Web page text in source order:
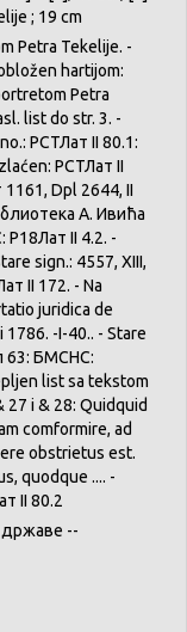
; 19 cm
Petra Tekelije. -
hartijom:
Petra
list do str. 3. -
РСТЛат II 80.1:
РСТЛат II
Dpl 2644, II
А. Ивића
II 4.2. -
sign.: 4557, XIII,
II 172. - Na
juridica de
-I-40.. - Stare
63: БМСНС:
list sa tekstom
27 i & 28: Quidquid
comformire, ad
obstrietus est.
quodque .... -
II 80.2
државе --